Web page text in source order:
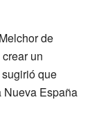
de
un
que
Nueva España